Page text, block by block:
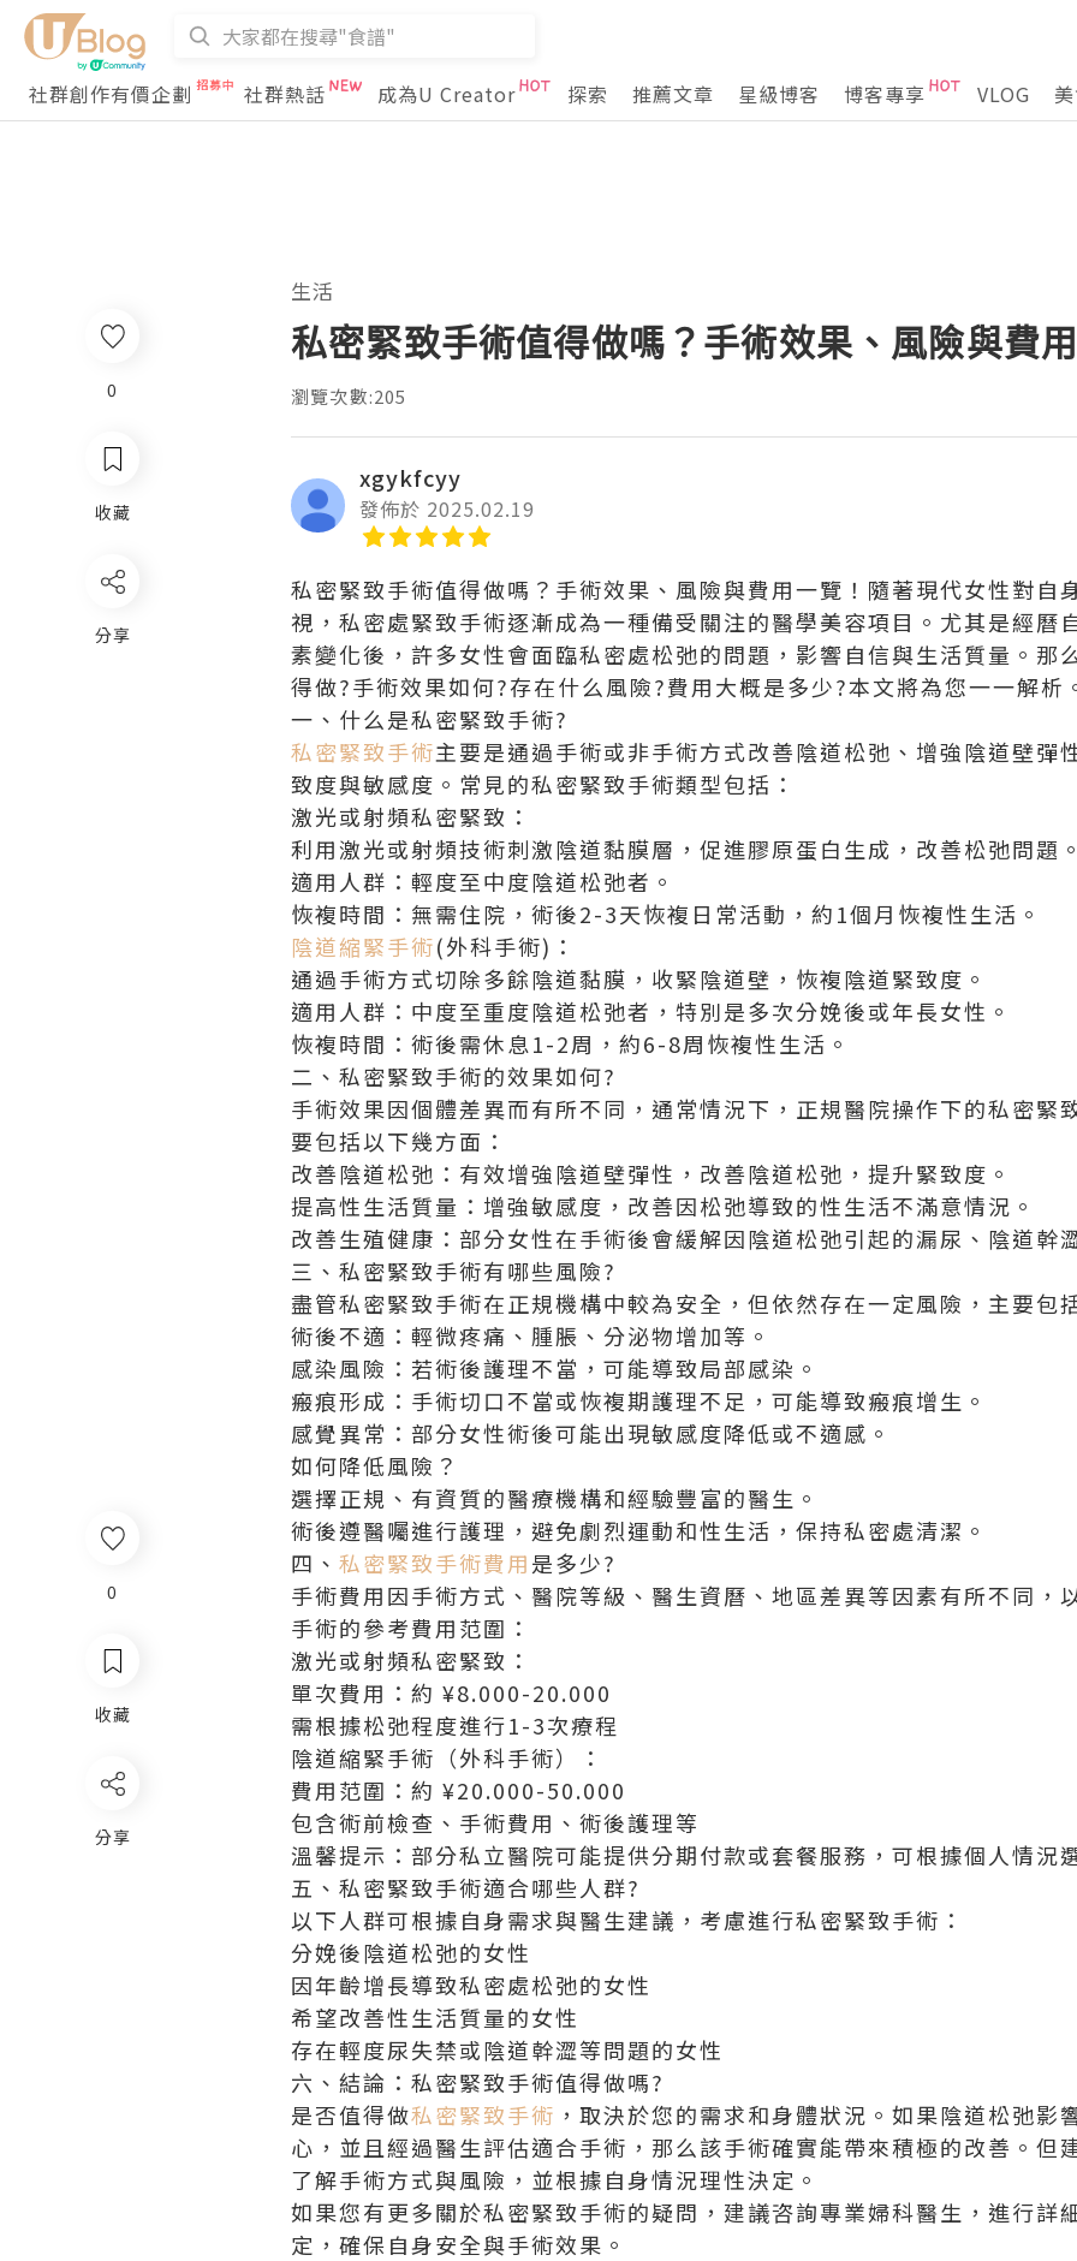
社群創作有價企劃 社群熱話 成為U Creator 探索 推薦文章 星級博客 博客專享 VLOG
0
收藏
分享
生活
私密緊致手術值得做嗎？手術效果、風險與費
瀏覽次數:205
xgykfcyy
發佈於 2025.02.19
私密緊致手術值得做嗎？手術效果、風險與費用一覽！隨著現代女性對自
視，私密處緊致手術逐漸成為一種備受關注的醫學美容項目。尤其是經曆
素變化後，許多女性會面臨私密處松弛的問題，影響自信與生活質量。那
得做?手術效果如何?存在什么風險?費用大概是多少?本文將為您一一解析
一、什么是私密緊致手術?
私密緊致手術主要是通過手術或非手術方式改善陰道松弛、增強陰道壁彈
致度與敏感度。常見的私密緊致手術類型包括：
激光或射頻私密緊致：
利用激光或射頻技術刺激陰道黏膜層，促進膠原蛋白生成，改善松弛問題
適用人群：輕度至中度陰道松弛者。
恢複時間：無需住院，術後2-3天恢複日常活動，約1個月恢複性生活。
陰道縮緊手術(外科手術)：
通過手術方式切除多餘陰道黏膜，收緊陰道壁，恢複陰道緊致度。
適用人群：中度至重度陰道松弛者，特別是多次分娩後或年長女性。
恢複時間：術後需休息1-2周，約6-8周恢複性生活。
二、私密緊致手術的效果如何?
手術效果因個體差異而有所不同，通常情況下，正規醫院操作下的私密緊
要包括以下幾方面：
改善陰道松弛：有效增強陰道壁彈性，改善陰道松弛，提升緊致度。
提高性生活質量：增強敏感度，改善因松弛導致的性生活不滿意情況。
改善生殖健康：部分女性在手術後會緩解因陰道松弛引起的漏尿、陰道幹
三、私密緊致手術有哪些風險?
盡管私密緊致手術在正規機構中較為安全，但依然存在一定風險，主要包
術後不適：輕微疼痛、腫脹、分泌物增加等。
感染風險：若術後護理不當，可能導致局部感染。
瘢痕形成：手術切口不當或恢複期護理不足，可能導致瘢痕增生。
感覺異常：部分女性術後可能出現敏感度降低或不適感。
如何降低風險？
選擇正規、有資質的醫療機構和經驗豐富的醫生。
術後遵醫囑進行護理，避免劇烈運動和性生活，保持私密處清潔。
四、 私密緊致手術費用是多少?
手術費用因手術方式、醫院等級、醫生資曆、地區差異等因素有所不同，
手術的參考費用范圍：
激光或射頻私密緊致：
單次費用：約 ¥8.000-20.000
需根據松弛程度進行1-3次療程
陰道縮緊手術（外科手術）：
費用范圍：約 ¥20.000-50.000
包含術前檢查、手術費用、術後護理等
溫馨提示：部分私立醫院可能提供分期付款或套餐服務，可根據個人情況
五、私密緊致手術適合哪些人群?
以下人群可根據自身需求與醫生建議，考慮進行私密緊致手術：
分娩後陰道松弛的女性
因年齡增長導致私密處松弛的女性
希望改善性生活質量的女性
存在輕度尿失禁或陰道幹澀等問題的女性
六、結論：私密緊致手術值得做嗎?
是否值得做私密緊致手術 ，取決於您的需求和身體狀況。如果陰道松弛影
心，並且經過醫生評估適合手術，那么該手術確實能帶來積極的改善。但
了解手術方式與風險，並根據自身情況理性決定。
如果您有更多關於私密緊致手術的疑問，建議咨詢專業婦科醫生，進行詳
定，確保自身安全與手術效果。
0
收藏
分享